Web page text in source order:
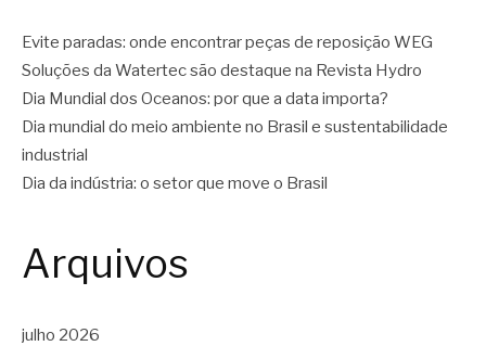
Evite paradas: onde encontrar peças de reposição WEG
Soluções da Watertec são destaque na Revista Hydro
Dia Mundial dos Oceanos: por que a data importa?
Dia mundial do meio ambiente no Brasil e sustentabilidade
industrial
Dia da indústria: o setor que move o Brasil
Arquivos
julho 2026